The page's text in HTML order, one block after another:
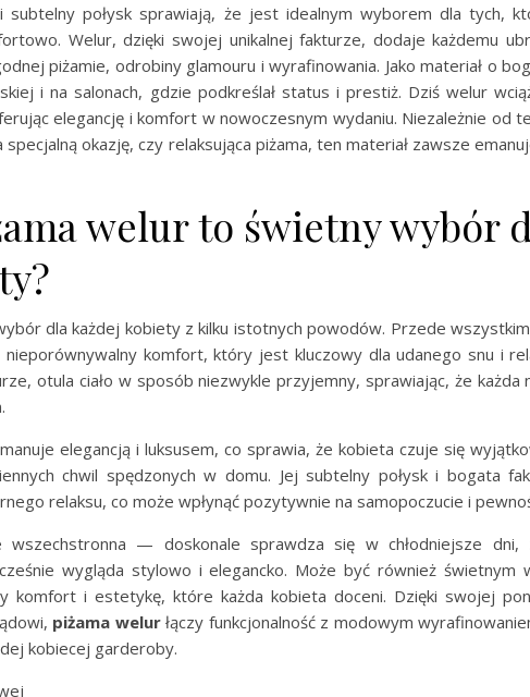
subtelny połysk sprawiają, że jest idealnym wyborem dla tych,
Welur, dzięki swojej unikalnej fakturze, dodaje każdemu
piżamie, odrobiny glamouru i wyrafinowania. Jako materiał o
i na salonach, gdzie podkreślał status i prestiż. Dziś welur
elegancję i komfort w nowoczesnym wydaniu. Niezależnie od
okazję, czy relaksująca piżama, ten materiał zawsze
welur to świetny wybór
dla każdej kobiety z kilku istotnych powodów. Przede
komfort, który jest kluczowy dla udanego snu i
otula ciało w sposób niezwykle przyjemny, sprawiając, że każda
elegancją i luksusem, co sprawia, że kobieta czuje się
chwil spędzonych w domu. Jej subtelny połysk i bogata
relaksu, co może wpłynąć pozytywnie na samopoczucie i
— doskonale sprawdza się w chłodniejsze dni,
wygląda stylowo i elegancko. Może być również świetnym
komfort i estetykę, które każda kobieta doceni. Dzięki swojej
piżama welurłączy funkcjonalność z modowym
kobiecej garderoby.